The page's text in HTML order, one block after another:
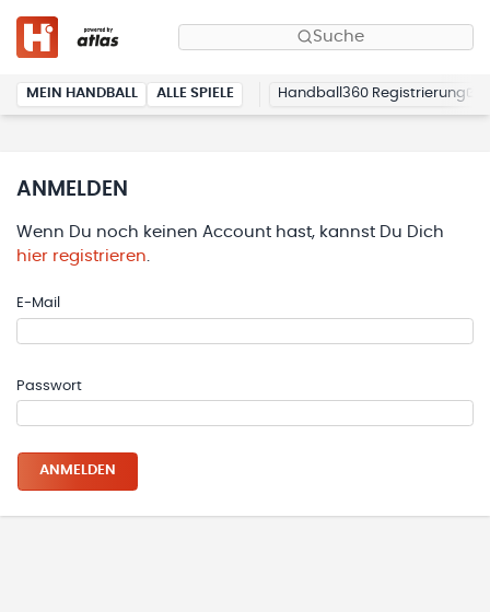
Suche
MEIN HANDBALL ALLE SPIELE Handball360 Registrierung
ANMELDEN
Wenn Du noch keinen Account hast, kannst Du Dich
hier registrieren.
E-Mail
Passwort
ANMELDEN